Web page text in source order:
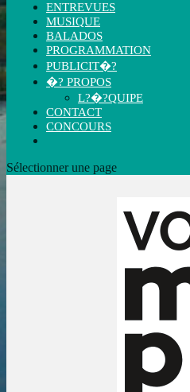
ENTREVUES
MUSIQUE
BALADOS
PROGRAMMATION
PUBLICIT�?
�? PROPOS
L?�?QUIPE
CONTACT
CONCOURS
Sélectionner une page